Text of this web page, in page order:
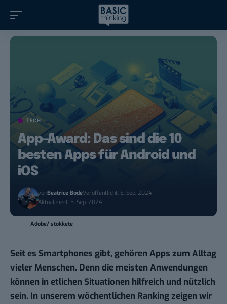
TECH
App-Award: Das sind die 10
besten Apps für Android und
iOS
vonBeatrice BodeVeröffentlicht: 6. Sep. 2024
Aktualisiert: 5. Sep. 2024
Adobe/ stokkete
Seit es Smartphones gibt, gehören Apps zum Alltag
vieler Menschen. Denn die meisten Anwendungen
können in etlichen Situationen hilfreich und nützlich
sein. In unserem wöchentlichen Rankingzeigen wir